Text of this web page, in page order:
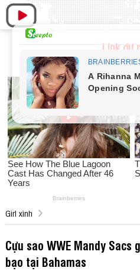
Link dự
Girl xinh
Cựu sao WWE Mandy
bạo tại Bahamas